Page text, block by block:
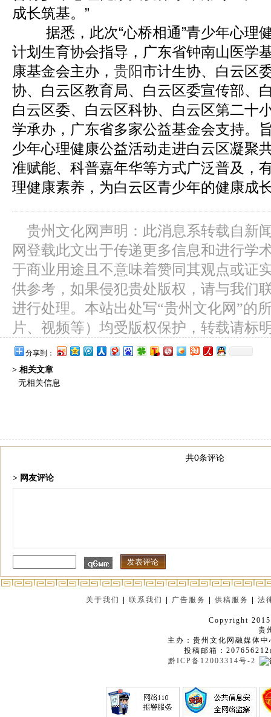
成长筑基。”
据悉，此次“心桥相通”青少年心理
计划生育协会指导，广东省钟南山医学
康基金会主办， 贵阳市计生协、白云区
协、白云区教育局、白云区委宣传部、
白云区委、白云区科协、白云区第二十
学承办，广东省多家公益基金会支持。
少年心理健康公益活动走进白云区凝聚
准赋能、科普嘉年华等方式广泛普及，
理健康素养，为白云区青少年的健康成
贵州文化网声明：此消息系转载自新
网登载此文出于传递更多信息和进行学
于商业用途且不意味着赞同其观点或证
供参考，如果侵犯贵处版权，请与我们
进行处理。本站出处写“贵州文化网”的
片、视频等）均受版权保护，转载请标
分享到：
> 相关文章
无相关信息
共0条评论
> 网友评论
关于我们 |联系我们 广告服务 |供稿服务 |法
Copyright
贵
主办：贵州文化网融媒体
投稿邮箱：
黔ICP备12003314号-2